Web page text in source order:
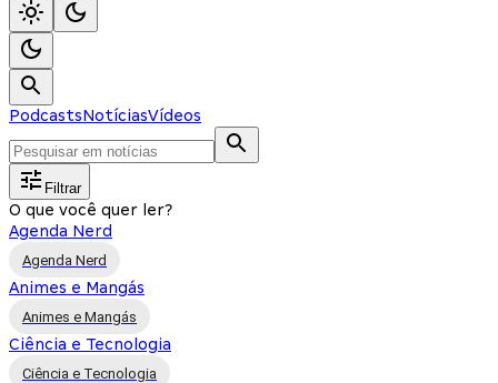
PodcastsNotíciasVídeos
Filtrar
O que você quer ler?
Agenda Nerd
Agenda Nerd
Animes e Mangás
Animes e Mangás
Ciência e Tecnologia
Ciência e Tecnologia